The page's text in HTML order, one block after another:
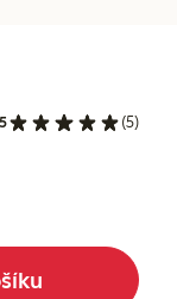
5 (5)